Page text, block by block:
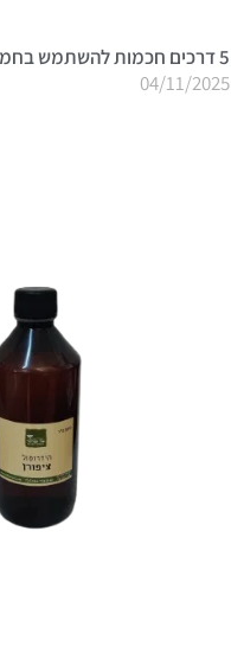
5 דרכים חכמות להשתמש בחמאת שיאה בחורף הקרוב
04/11/2025